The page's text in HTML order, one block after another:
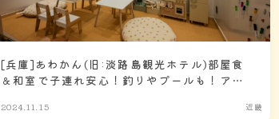
[兵庫]あわかん(旧:淡路島観光ホテル)部屋食
＆和室で子連れ安心！釣りやプールも！アク
2024.11.15 近畿